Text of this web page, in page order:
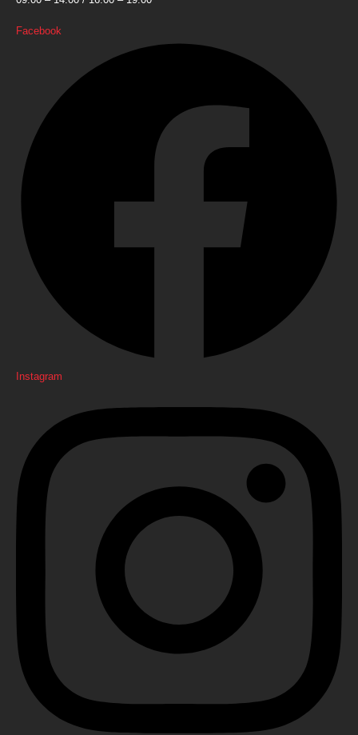
Facebook
Instagram